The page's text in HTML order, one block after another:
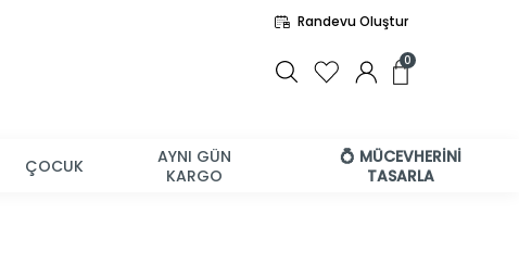
Randevu Oluştur
0
ÇOCUK
AYNI GÜN
KARGO
💍 MÜCEVHERİNİ
TASARLA